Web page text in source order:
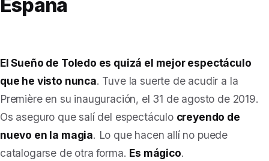
España
El Sueño de Toledo es quizá el mejor espectáculo
que he visto nunca. Tuve la suerte de acudir a la
Première en su inauguración, el 31 de agosto de 2019.
Os aseguro que salí del espectáculo creyendo de
nuevo en la magia. Lo que hacen allí no puede
catalogarse de otra forma. Es mágico.